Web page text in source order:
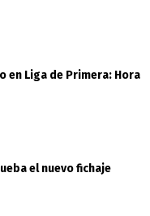
en Liga de Primera: Hora
el nuevo fichaje